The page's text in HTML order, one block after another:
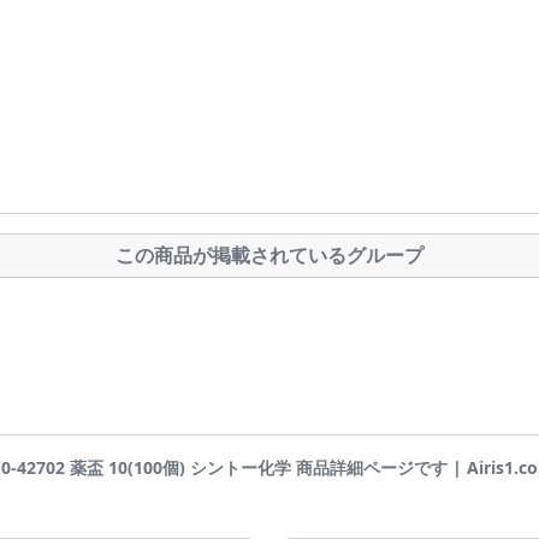
この商品が掲載されているグループ
42702 薬盃 10(100個) シントー化学 商品詳細ページです |